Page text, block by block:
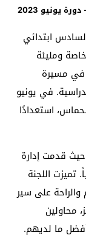
يونيو 2023
ابتدائي
ومليئة
في مسيرة
في يونيو
استعدادًا
قدمت إدارة
تميزت اللجنة
والراحة على سير
محاولين
ما لديهم.